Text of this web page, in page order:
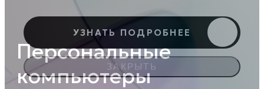
Персональные
компьютеры
Экосистема «Спутник»
Доступность. Подбор.